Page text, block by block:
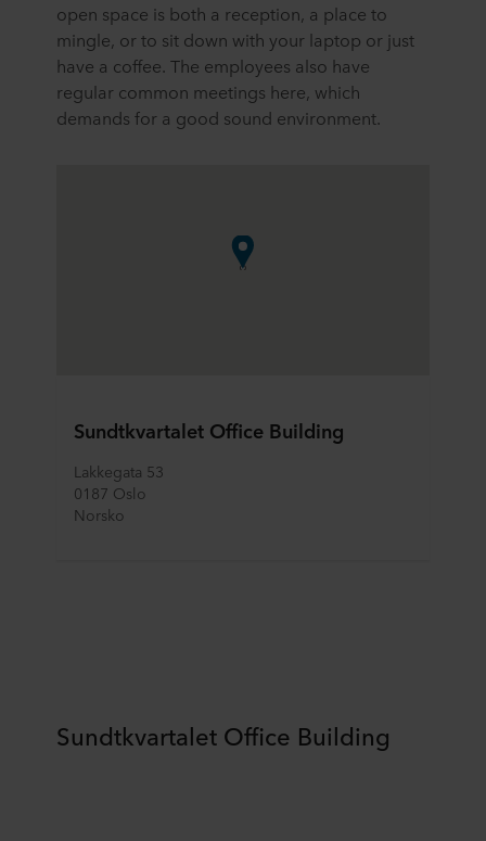
open space is both a reception, a place to
mingle, or to sit down with your laptop or just
have a coffee. The employees also have
regular common meetings here, which
demands for a good sound environment.
Sundtkvartalet Office Building
Lakkegata 53
0187 Oslo
Norsko
Sundtkvartalet Office Building